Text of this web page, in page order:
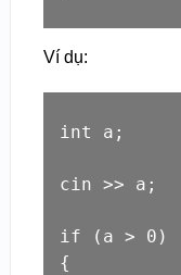
Ví dụ:
int a;
cin >> a;
if (a > 0)
{